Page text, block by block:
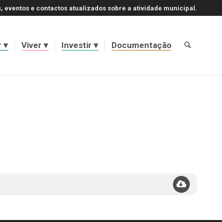
eventos e contactos atualizados sobre a atividade municipal.
Viver Investir Documentação